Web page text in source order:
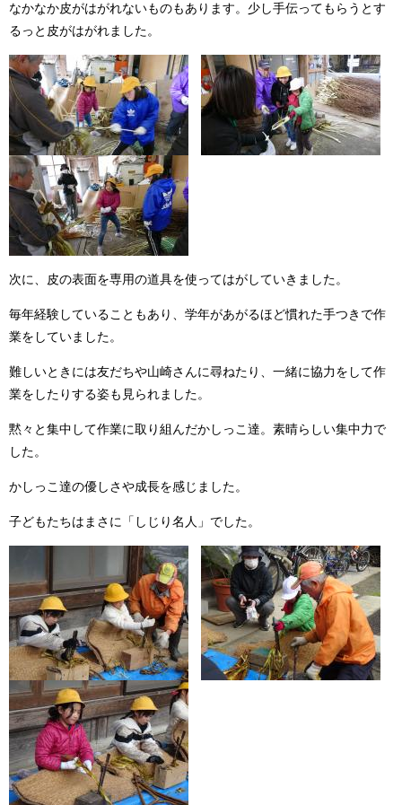
なかなか皮がはがれないものもあります。少し手伝ってもらうとす
るっと皮がはがれました。
次に、皮の表面を専用の道具を使ってはがしていきました。
毎年経験していることもあり、学年があがるほど慣れた手つきで作
業をしていました。
難しいときには友だちや山崎さんに尋ねたり、一緒に協力をして作
業をしたりする姿も見られました。
黙々と集中して作業に取り組んだかしっこ達。素晴らしい集中力で
した。
かしっこ達の優しさや成長を感じました。
子どもたちはまさに「しじり名人」でした。